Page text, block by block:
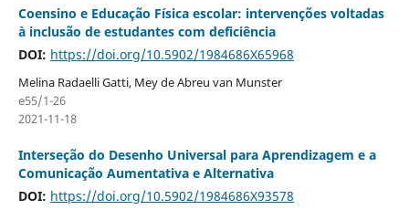
Coensino e Educação Física escolar: intervenções voltadas
à inclusão de estudantes com deficiência
DOI: https://doi.org/10.5902/1984686X65968
Melina Radaelli Gatti, Mey de Abreu van Munster
e55/1-26
2021-11-18
Interseção do Desenho Universal para Aprendizagem e a
Comunicação Aumentativa e Alternativa
DOI: https://doi.org/10.5902/1984686X93578